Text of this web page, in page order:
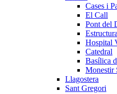
Cases i
El Call
Pont del
Hospital
Catedral
Basílica
Monestir
Llagostera
Sant Gregori